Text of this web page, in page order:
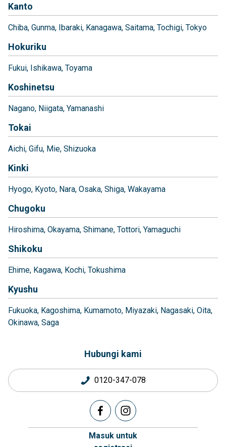
Kanto
Chiba Gunma Ibaraki Kanagawa Saitama Tochigi Tokyo
Hokuriku
Fukui Ishikawa Toyama
Koshinetsu
Nagano Niigata Yamanashi
Tokai
Aichi Gifu Mie Shizuoka
Kinki
Hyogo Kyoto Nara Osaka Shiga Wakayama
Chugoku
Hiroshima Okayama Shimane Tottori Yamaguchi
Shikoku
Ehime Kagawa Kochi Tokushima
Kyushu
Fukuoka Kagoshima Kumamoto Miyazaki Nagasaki Oita
Okinawa Saga
Hubungi kami
0120-347-078
Masuk untuk